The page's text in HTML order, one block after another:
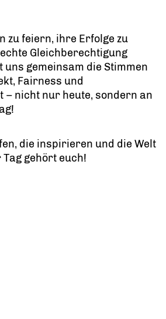
zu feiern, ihre Erfolge zu
Gleichberechtigung
uns gemeinsam die Stimmen
Fairness und
– nicht nur heute, sondern an
die inspirieren und die Welt
gehört euch!